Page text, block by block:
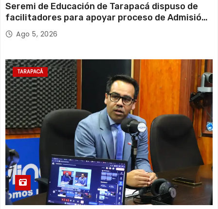
Seremi de Educación de Tarapacá dispuso de
facilitadores para apoyar proceso de Admisión
Escolar 2027
Ago 5, 2026
TARAPACÁ